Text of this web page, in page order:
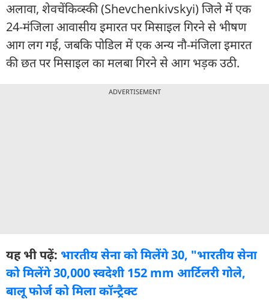
अलावा, शेवचेंकिव्स्की (Shevchenkivskyi) जिले में एक
24-मंजिला आवासीय इमारत पर मिसाइल गिरने से भीषण
आग लग गई, जबकि पोडिल में एक अन्य नौ-मंजिला इमारत
की छत पर मिसाइल का मलबा गिरने से आग भड़क उठी.
ADVERTISEMENT
यह भी पढ़ें: भारतीय सेना को मिलेंगे 30, "भारतीय सेना
को मिलेंगे 30,000 स्वदेशी 152 mm आर्टिलरी गोले,
बालू फोर्ज को मिला कॉन्ट्रैक्ट